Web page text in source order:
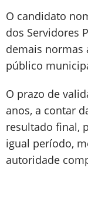
O candidato
dos Servidores
demais normas
público
O prazo de
anos, a contar
resultado final,
igual período,
autoridade